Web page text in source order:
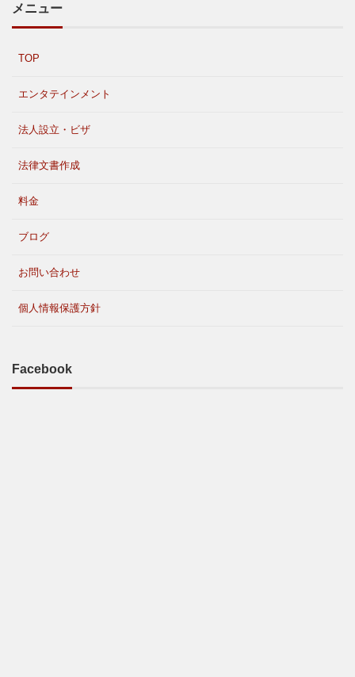
メニュー
TOP
エンタテインメント
法人設立・ビザ
法律文書作成
料金
ブログ
お問い合わせ
個人情報保護方針
Facebook